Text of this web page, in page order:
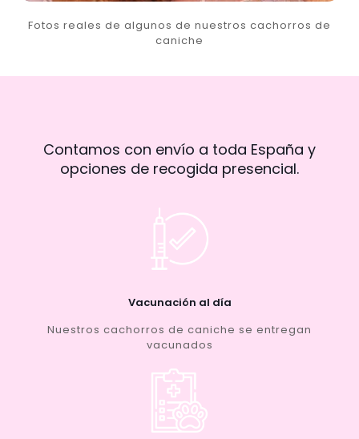
Fotos reales de algunos de nuestros cachorros de
caniche
Contamos con envío a toda España y
opciones de recogida presencial.
Vacunación al día
Nuestros cachorros de caniche se entregan
vacunados